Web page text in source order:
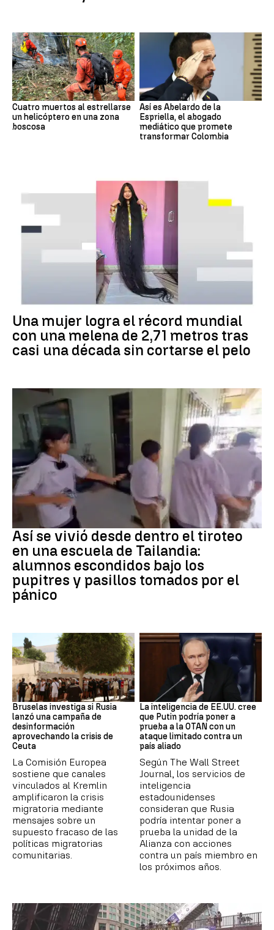
Cuatro muertos al estrellarse
un helicóptero en una zona
boscosa
Así es Abelardo de la
Espriella, el abogado
mediático que promete
transformar Colombia
RÉCORD GUINNESS
Una mujer logra el récord mundial
con una melena de 2,71 metros tras
casi una década sin cortarse el pelo
Así se vivió desde dentro el tiroteo
en una escuela de Tailandia:
alumnos escondidos bajo los
pupitres y pasillos tomados por el
pánico
Desinformación rusa
Bruselas investiga si Rusia
lanzó una campaña de
desinformación
aprovechando la crisis de
Ceuta
La Comisión Europea
sostiene que canales
vinculados al Kremlin
amplificaron la crisis
migratoria mediante
mensajes sobre un
supuesto fracaso de las
políticas migratorias
comunitarias.
OTAN
La inteligencia de EE.UU. cree
que Putin podría poner a
prueba a la OTAN con un
ataque limitado contra un
país aliado
Según The Wall Street
Journal, los servicios de
inteligencia
estadounidenses
consideran que Rusia
podría intentar poner a
prueba la unidad de la
Alianza con acciones
contra un país miembro en
los próximos años.